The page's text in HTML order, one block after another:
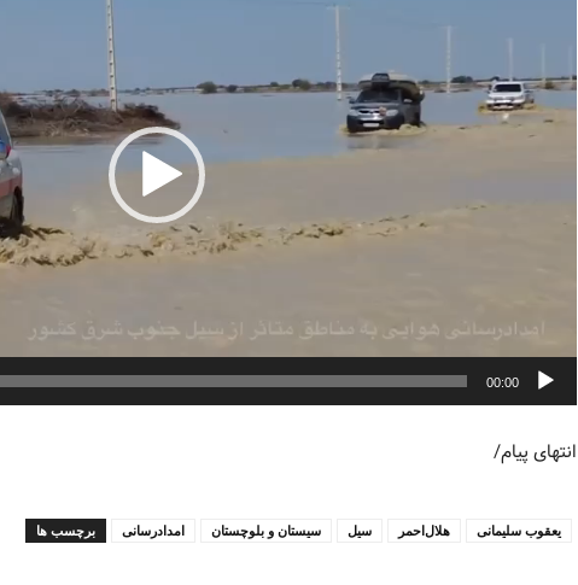
00:00
انتهای پیام/
برچسب ها امدادرسانی سیستان و بلوچستان سیل هلال‌احمر يعقوب سلیمانی